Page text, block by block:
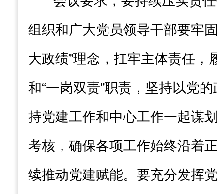
组织和广大党员领导干部要牢
大政绩”理念，扛牢主体责任，
和“一岗双责”职责，坚持以党
持党建工作和中心工作一起谋
考核，确保各项工作始终沿着
续推动党建赋能。要充分发挥